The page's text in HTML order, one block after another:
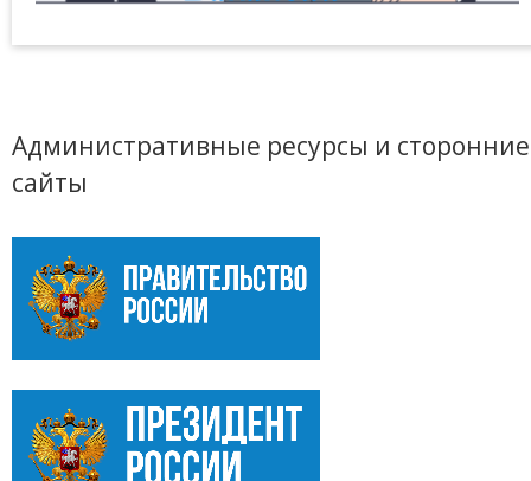
Административные ресурсы и сторонние
сайты